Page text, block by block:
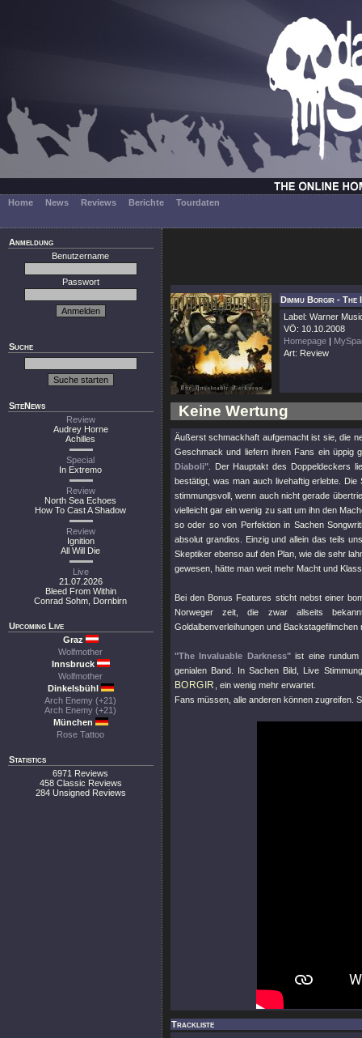
Home News Reviews Berichte Tourdaten
Anmeldung
Benutzername
Passwort
Suche
SiteNews
Review
Audrey Horne
Achilles
Special
In Extremo
Review
North Sea Echoes
How To Cast A Shadow
Review
Ignition
All Will Die
Live
21.07.2026
Bleed From Within
Conrad Sohm, Dornbirn
Upcoming Live
Graz
Wolfmother
Innsbruck
Wolfmother
Dinkelsbühl
Arch Enemy (+21)
Arch Enemy (+21)
München
Rose Tattoo
Statistics
6971 Reviews
458 Classic Reviews
284 Unsigned Reviews
Dimmu Borgir - The
Label: Warner
VÖ: 10.10.2008
Homepage |
Art: Review
Keine Wertung
Äußerst schmackhaft aufgemacht ist sie, die
Geschmack und liefern ihren Fans ein üppig
Diaboli" . Der Hauptakt des Doppeldeckers
bestätigt, was man auch livehaftig erlebte.
stimmungsvoll, wenn auch nicht gerade
vielleicht gar ein wenig zu satt um ihn den
so oder so von Perfektion in Sachen
absolut grandios. Einzig und allein das teils
Skeptiker ebenso auf den Plan, wie die sehr
gewesen, hätte man weit mehr Macht und
Bei den Bonus Features sticht nebst einer
Norweger zeit, die zwar allseits
Goldalbenverleihungen und
"The Invaluable Darkness"ist eine rundum
genialen Band. In Sachen Bild, Live
BORGIR
, ein wenig mehr erwartet.
Fans müssen, alle anderen können zugreifen.
Trackliste